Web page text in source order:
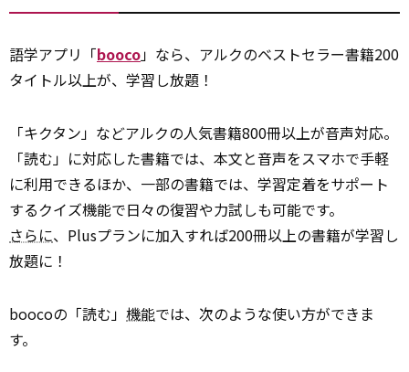
語学アプリ「booco」なら、アルクのベストセラー書籍200
タイトル以上が、学習し放題！
「キクタン」などアルクの人気書籍800冊以上が音声対応。
「読む」に対応した書籍では、本文と音声をスマホで手軽
に利用できるほか、一部の書籍では、学習定着をサポート
するクイズ機能で日々の復習や力試しも可能です。
さらに、Plusプランに加入すれば200冊以上の書籍が学習し
放題に！
boocoの「読む」 機能では、次のような使い方ができま
す。